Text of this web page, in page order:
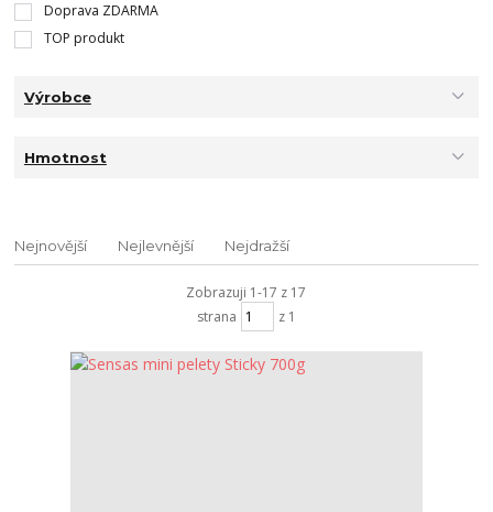
Doprava ZDARMA
TOP produkt
Výrobce
Hmotnost
Nejnovější Nejlevnější Nejdražší
Zobrazuji 1-17 z 17
strana
z 1